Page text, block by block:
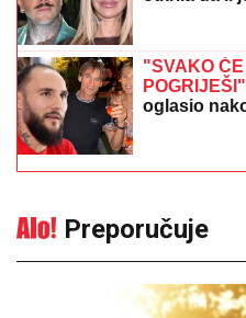
"SVAKO
POGRIJEŠI"
oglasio
Preporučuje